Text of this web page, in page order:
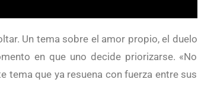
Un tema sobre el amor propio, el duelo
en que uno decide priorizarse. «No
tema que ya resuena con fuerza entre sus